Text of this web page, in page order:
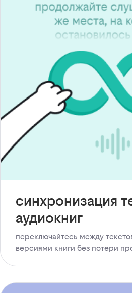
синхронизация
аудиокниг
переключайтесь между
версиями книги без потери